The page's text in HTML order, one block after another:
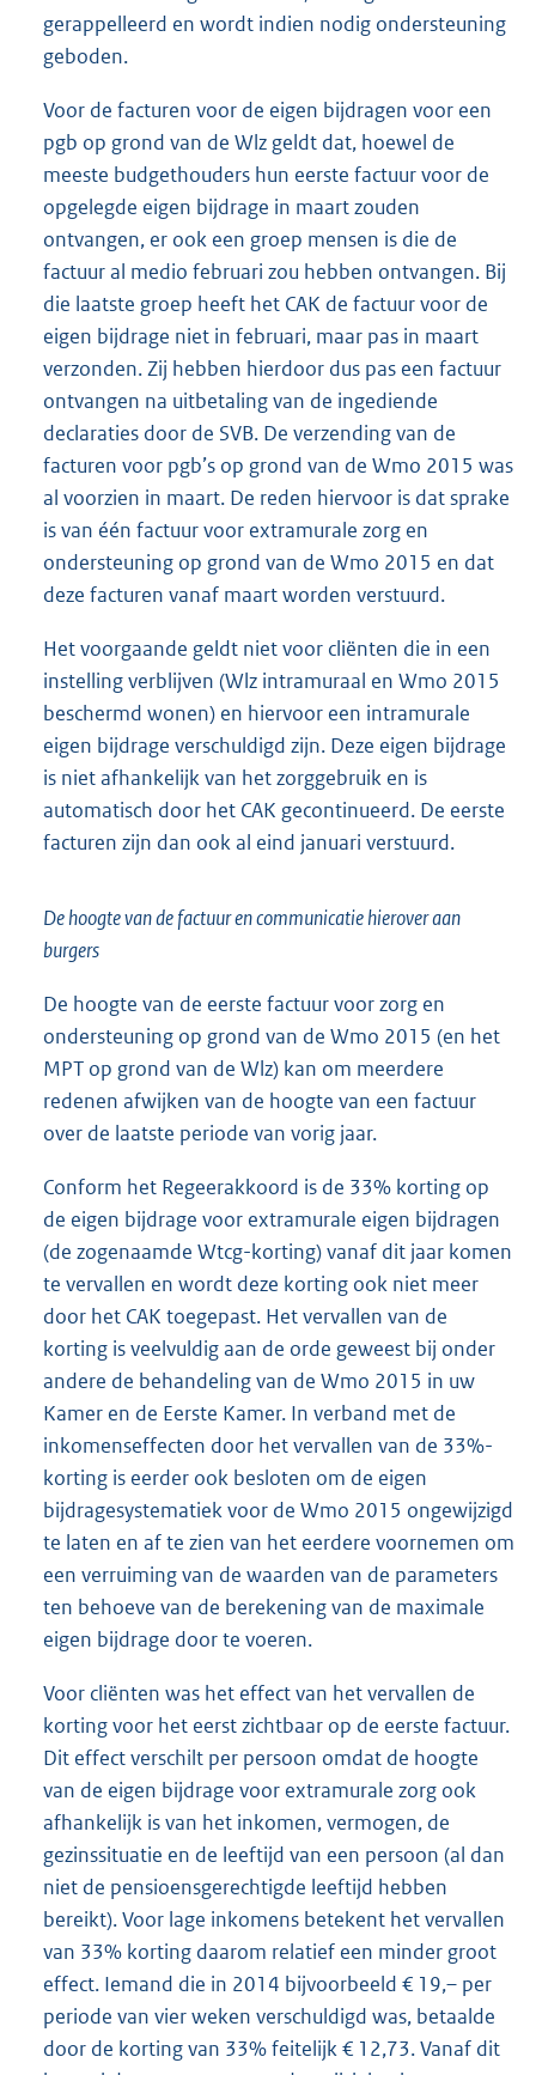
gerappelleerd en wordt indien nodig ondersteuning
geboden.
Voor de facturen voor de eigen bijdragen voor een
pgb op grond van de Wlz geldt dat, hoewel de
meeste budgethouders hun eerste factuur voor de
opgelegde eigen bijdrage in maart zouden
ontvangen, er ook een groep mensen is die de
factuur al medio februari zou hebben ontvangen. Bij
die laatste groep heeft het CAK de factuur voor de
eigen bijdrage niet in februari, maar pas in maart
verzonden. Zij hebben hierdoor dus pas een factuur
ontvangen na uitbetaling van de ingediende
declaraties door de SVB. De verzending van de
facturen voor pgb’s op grond van de Wmo 2015 was
al voorzien in maart. De reden hiervoor is dat sprake
is van één factuur voor extramurale zorg en
ondersteuning op grond van de Wmo 2015 en dat
deze facturen vanaf maart worden verstuurd.
Het voorgaande geldt niet voor cliënten die in een
instelling verblijven (Wlz intramuraal en Wmo 2015
beschermd wonen) en hiervoor een intramurale
eigen bijdrage verschuldigd zijn. Deze eigen bijdrage
is niet afhankelijk van het zorggebruik en is
automatisch door het CAK gecontinueerd. De eerste
facturen zijn dan ook al eind januari verstuurd.
De hoogte van de factuur en communicatie hierover aan
burgers
De hoogte van de eerste factuur voor zorg en
ondersteuning op grond van de Wmo 2015 (en het
MPT op grond van de Wlz) kan om meerdere
redenen afwijken van de hoogte van een factuur
over de laatste periode van vorig jaar.
Conform het Regeerakkoord is de 33% korting op
de eigen bijdrage voor extramurale eigen bijdragen
(de zogenaamde Wtcg-korting) vanaf dit jaar komen
te vervallen en wordt deze korting ook niet meer
door het CAK toegepast. Het vervallen van de
korting is veelvuldig aan de orde geweest bij onder
andere de behandeling van de Wmo 2015 in uw
Kamer en de Eerste Kamer. In verband met de
inkomenseffecten door het vervallen van de 33%-
korting is eerder ook besloten om de eigen
bijdragesystematiek voor de Wmo 2015 ongewijzigd
te laten en af te zien van het eerdere voornemen om
een verruiming van de waarden van de parameters
ten behoeve van de berekening van de maximale
eigen bijdrage door te voeren.
Voor cliënten was het effect van het vervallen de
korting voor het eerst zichtbaar op de eerste factuur.
Dit effect verschilt per persoon omdat de hoogte
van de eigen bijdrage voor extramurale zorg ook
afhankelijk is van het inkomen, vermogen, de
gezinssituatie en de leeftijd van een persoon (al dan
niet de pensioensgerechtigde leeftijd hebben
bereikt). Voor lage inkomens betekent het vervallen
van 33% korting daarom relatief een minder groot
effect. Iemand die in 2014 bijvoorbeeld € 19,– per
periode van vier weken verschuldigd was, betaalde
door de korting van 33% feitelijk € 12,73. Vanaf dit